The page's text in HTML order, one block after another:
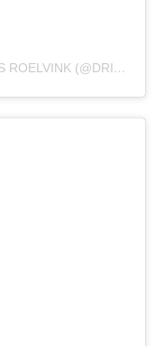
EEN BERICHT GEDEELD DOOR DRIES ROELVINK (@DRIESROELVINK_OFFICIAL)